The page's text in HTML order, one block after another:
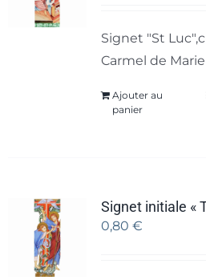
Signet "St
Carmel de
Ajouter au
panier
Signet initiale «
0,80 €